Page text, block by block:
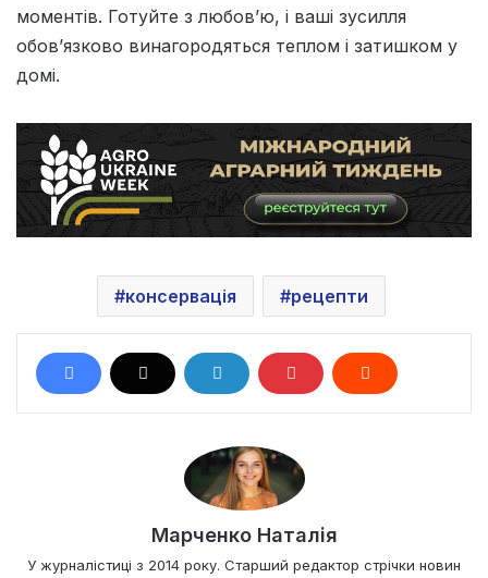
моментів. Готуйте з любов’ю, і ваші зусилля
обов’язково винагородяться теплом і затишком у
домі.
консервація рецепти
Марченко Наталія
У журналістиці з 2014 року. Старший редактор стрічки новин